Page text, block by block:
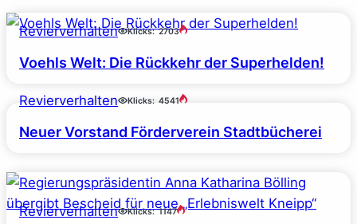
Revierverhalten Klicks: 2703
Voehls Welt: Die Rückkehr der Superhelden!
Revierverhalten Klicks: 4541
Neuer Vorstand Förderverein Stadtbücherei
Revierverhalten Klicks: 1147